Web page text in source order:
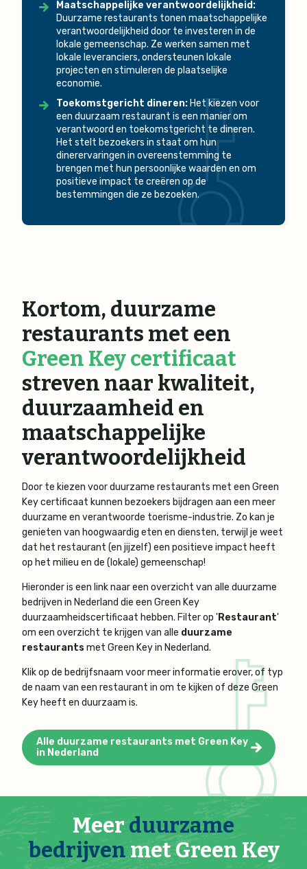
Maatschappelijke verantwoordelijkheid:
Duurzame restaurants tonen maatschappelijke
verantwoordelijkheid door te investeren in de
lokale gemeenschap. Ze werken samen met
lokale leveranciers, ondersteunen lokale
projecten en stimuleren de plaatselijke
economie.
Toekomstgericht dineren: Het kiezen voor
een duurzaam restaurant is een manier om
verantwoord en toekomstgericht te dineren.
Het stelt bezoekers in staat om hun
dinerervaringen in overeenstemming te
brengen met hun persoonlijke waarden en om
positieve impact te creëren op de
bestemmingen die ze bezoeken.
Kortom, duurzame
restaurants met een
Green Key certificaat
streven naar kwaliteit,
duurzaamheid en
maatschappelijke
verantwoordelijkheid
Door te kiezen voor duurzame restaurants met een Green
Key certificaat kunnen bezoekers bijdragen aan een meer
duurzame en verantwoorde toerisme-industrie. Zo kan je
genieten van hoogwaardig eten en diensten, terwijl je weet
dat het restaurant (en jijzelf) een positieve impact heeft
op het milieu en de (lokale) gemeenschap!
Hieronder is een link naar een overzicht van alle duurzame
bedrijven in Nederland die een Green Key
duurzaamheidscertificaat hebben. Filter op 'Restaurant'
om een overzicht te krijgen van alle duurzame
restaurants met Green Key in Nederland.
Klik op de bedrijfsnaam voor meer informatie erover, of typ
de naam van een restaurant in om te kijken of deze Green
Key heeft en duurzaam is.
Alle duurzame restaurants met Green Key
in Nederland
Meerduurzame
bedrijvenmet Green Key